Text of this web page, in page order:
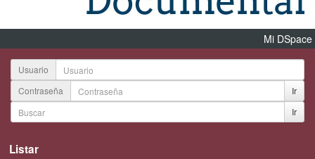
Mi DSpace
Usuario
Contraseña
Ir
Ir
Listar